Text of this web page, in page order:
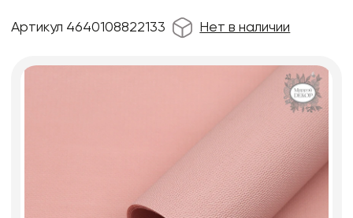
Изделия из металла
Артикул 4640108822133 Нет в наличии